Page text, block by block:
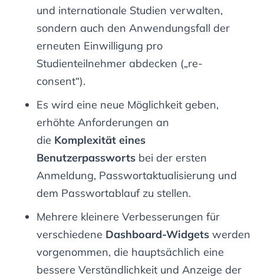
und internationale Studien verwalten,
sondern auch den Anwendungsfall der
erneuten Einwilligung pro
Studienteilnehmer abdecken („re-
consent“).
Es wird eine neue Möglichkeit geben,
erhöhte Anforderungen an
die Komplexität eines
Benutzerpassworts bei der ersten
Anmeldung, Passwortaktualisierung und
dem Passwortablauf zu stellen.
Mehrere kleinere Verbesserungen für
verschiedene Dashboard-Widgets werden
vorgenommen, die hauptsächlich eine
bessere Verständlichkeit und Anzeige der